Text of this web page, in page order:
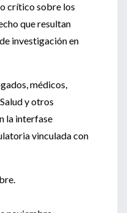
crítico sobre los
que resultan
investigación en
médicos,
y otros
la interfase
vinculada con